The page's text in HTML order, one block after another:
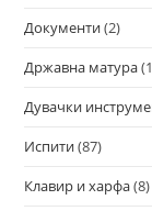
Документи(2)
Државна матура
Дувачки
Испити(87)
Клавир и харфа(8)